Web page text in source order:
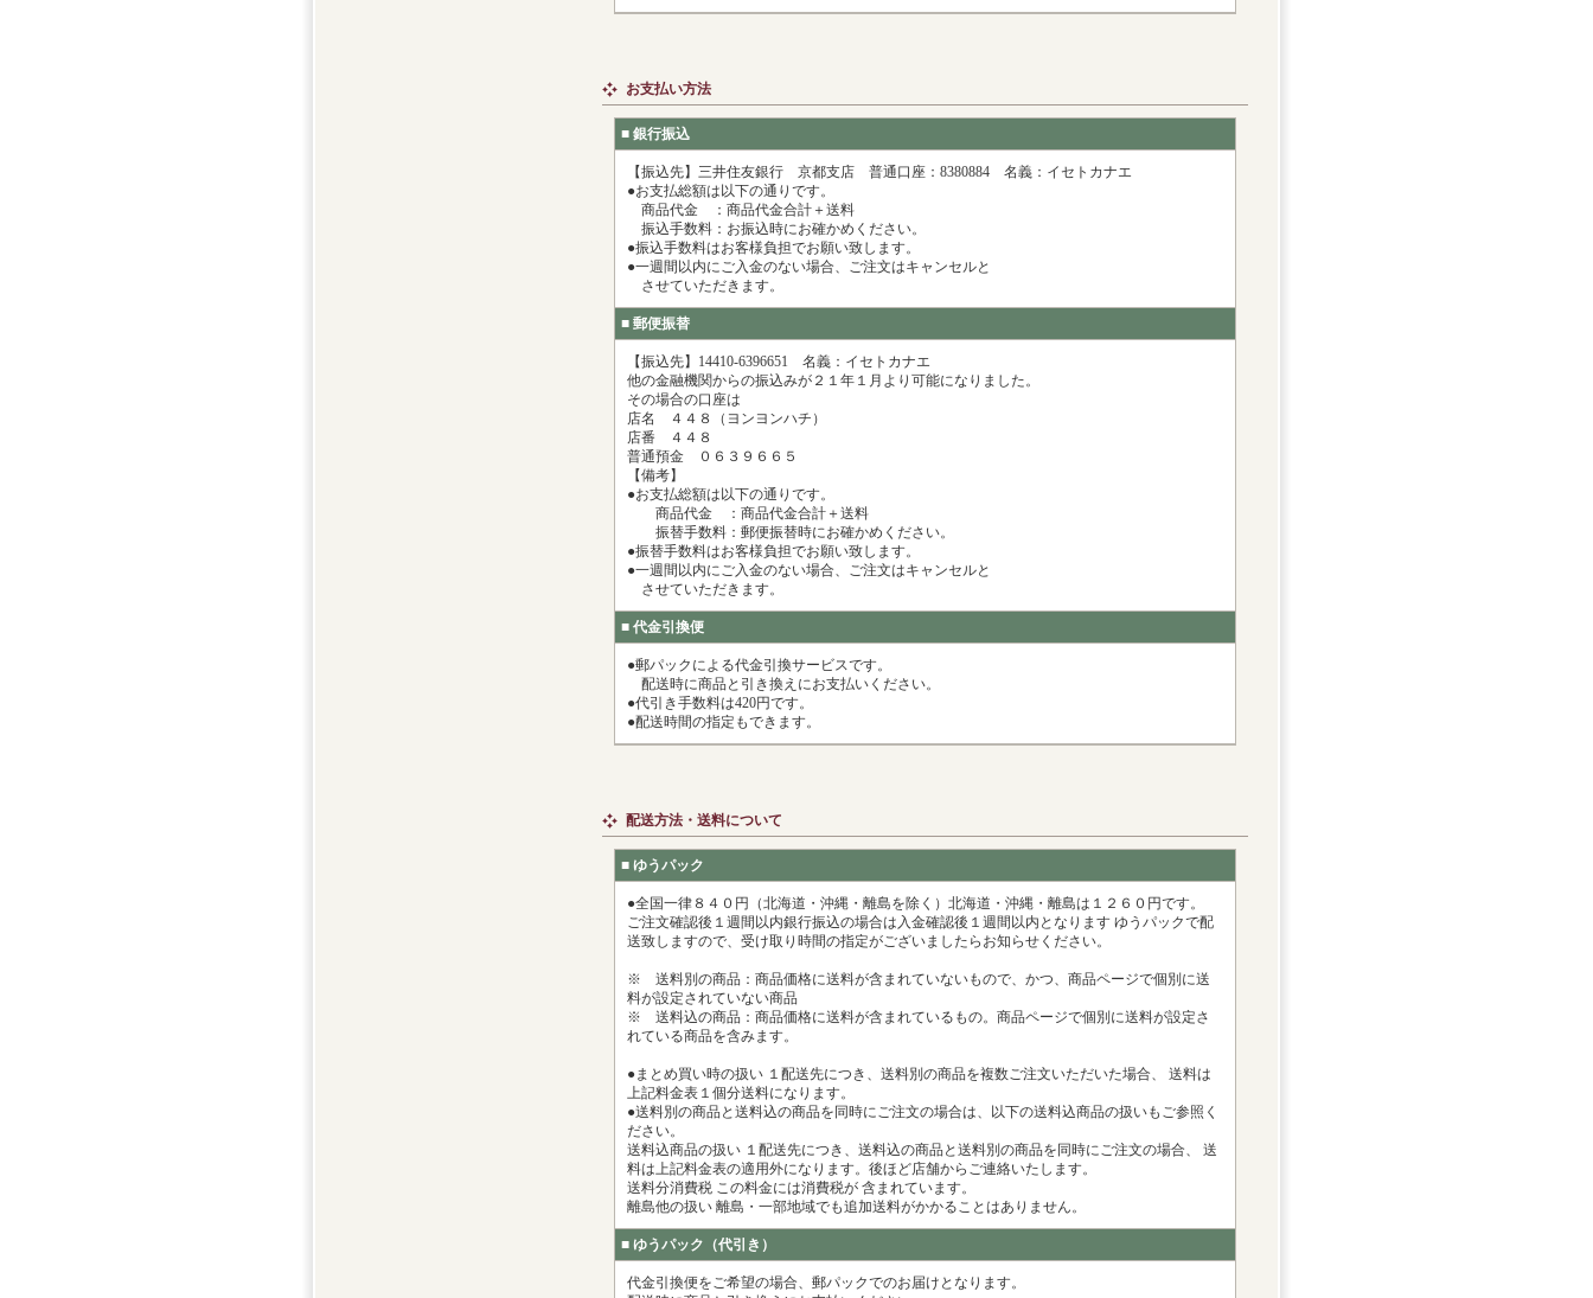
お支払い方法
■ 銀行振込
【振込先】三井住友銀行 京都支店 普通口座：8380884 名義：イセトカナエ
●お支払総額は以下の通りです。
商品代金 ：商品代金合計＋送料
振込手数料：お振込時にお確かめください。
●振込手数料はお客様負担でお願い致します。
●一週間以内にご入金のない場合、ご注文はキャンセルと
させていただきます。
■ 郵便振替
【振込先】14410-6396651 名義：イセトカナエ
他の金融機関からの振込みが２１年１月より可能になりました。
その場合の口座は
店名 ４４８（ヨンヨンハチ）
店番 ４４８
普通預金 ０６３９６６５
【備考】
●お支払総額は以下の通りです。
商品代金 ：商品代金合計＋送料
振替手数料：郵便振替時にお確かめください。
●振替手数料はお客様負担でお願い致します。
●一週間以内にご入金のない場合、ご注文はキャンセルと
させていただきます。
■ 代金引換便
●郵パックによる代金引換サービスです。
配送時に商品と引き換えにお支払いください。
●代引き手数料は420円です。
●配送時間の指定もできます。
配送方法・送料について
■ ゆうパック
●全国一律８４０円（北海道・沖縄・離島を除く）北海道・沖縄・離島は１２６０円です。
ご注文確認後１週間以内銀行振込の場合は入金確認後１週間以内となります ゆうパックで配
送致しますので、受け取り時間の指定がございましたらお知らせください。
※ 送料別の商品：商品価格に送料が含まれていないもので、かつ、商品ページで個別に送
料が設定されていない商品
※ 送料込の商品：商品価格に送料が含まれているもの。商品ページで個別に送料が設定さ
れている商品を含みます。
●まとめ買い時の扱い １配送先につき、送料別の商品を複数ご注文いただいた場合、 送料は
上記料金表１個分送料になります。
●送料別の商品と送料込の商品を同時にご注文の場合は、以下の送料込商品の扱いもご参照く
ださい。
送料込商品の扱い １配送先につき、送料込の商品と送料別の商品を同時にご注文の場合、 送
料は上記料金表の適用外になります。後ほど店舗からご連絡いたします。
送料分消費税 この料金には消費税が 含まれています。
離島他の扱い 離島・一部地域でも追加送料がかかることはありません。
■ ゆうパック（代引き）
代金引換便をご希望の場合、郵パックでのお届けとなります。